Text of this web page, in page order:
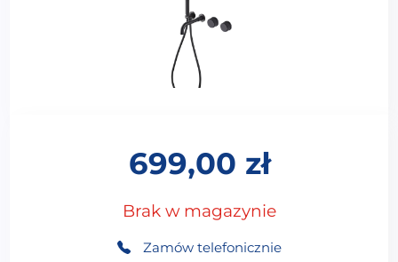
699,00 zł
Brak w magazynie
Zamów telefonicznie